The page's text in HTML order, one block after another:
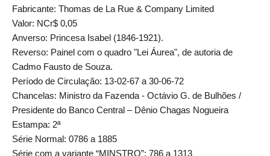
Fabricante: Thomas de La Rue & Company Limited
Valor: NCr$ 0,05
Anverso: Princesa Isabel (1846-1921).
Reverso: Painel com o quadro "Lei Áurea", de autoria de
Cadmo Fausto de Souza.
Período de Circulação: 13-02-67 a 30-06-72
Chancelas: Ministro da Fazenda - Octávio G. de Bulhões /
Presidente do Banco Central – Dênio Chagas Nogueira
Estampa: 2ª
Série Normal: 0786 a 1885
Série com a variante “MINSTRO”: 786 a 1313